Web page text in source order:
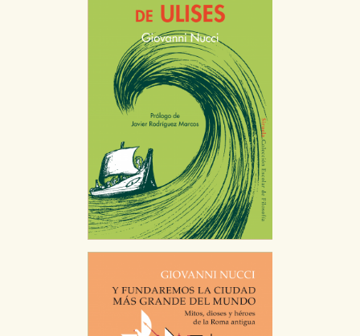
CONFIGURACIÓN DE COOKIES
HABILITAR TODO RECHAZAR TODO
Cookies necesarias
Estas cookies son necesarias para que nuestro sitio
web funcione y no es posible deshabilitarlas desde
nuestro sistema. Es posible hacerlo desde el
navegador, pero en ese caso es posible que algunas
áreas de nuestra web dejen de funcionar
Cookies de rendimiento y analíticas
Estas cookies se utilizan para mejorar su experiencia
de navegación y optimizar el funcionamiento de
nuestro sitio web. Almacenan configuraciones de
servicios para que no tenga que reconfigurarlos cada